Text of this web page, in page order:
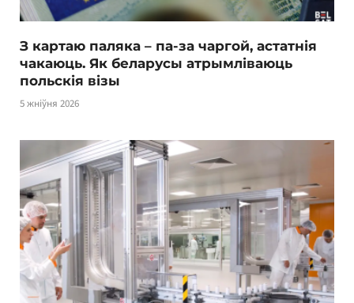
З картаю паляка – па-за чаргой, астатнія
чакаюць. Як беларусы атрымліваюць
польскія візы
5 жніўня 2026